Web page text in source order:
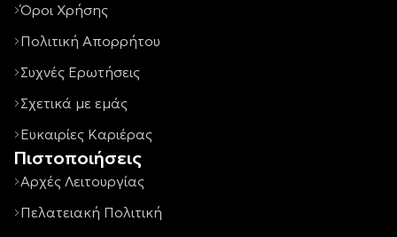
Όροι Χρήσης
Πολιτική Απορρήτου
Συχνές Ερωτήσεις
Σχετικά με εμάς
Ευκαιρίες Καριέρας
Πιστοποιήσεις
Αρχές Λειτουργίας
Πελατειακή Πολιτική